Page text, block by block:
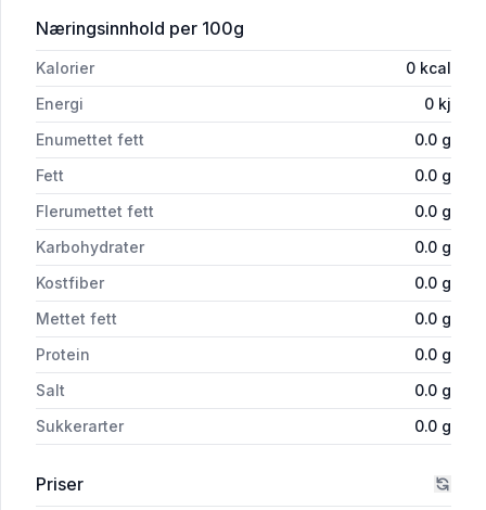
Næringsinnhold for 'Clingfilm Cutbox45cmx300m Rl'
per 100g
Kalorier 0 kcal
Energi
0 kj
Enumettet fett
0.0 g
Fett
0.0 g
Flerumettet fett
0.0 g
Karbohydrater
0.0 g
Kostfiber
0.0 g
Mettet fett
0.0 g
Protein
0.0 g
Salt
0.0 g
Sukkerarter
0.0 g
Priser